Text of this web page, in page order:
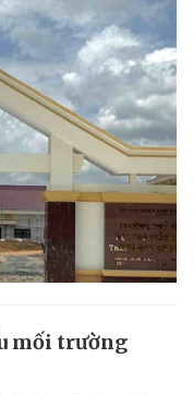
mối trường